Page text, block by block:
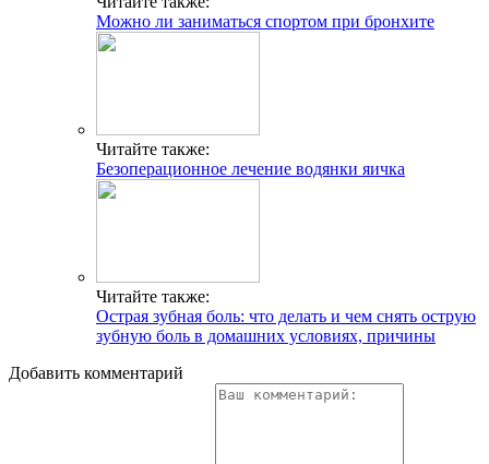
Можно ли заниматься спортом при бронхите
Читайте также:
Безоперационное лечение водянки яичка
Читайте также:
Острая зубная боль: что делать и чем снять острую
зубную боль в домашних условиях, причины
Добавить комментарий